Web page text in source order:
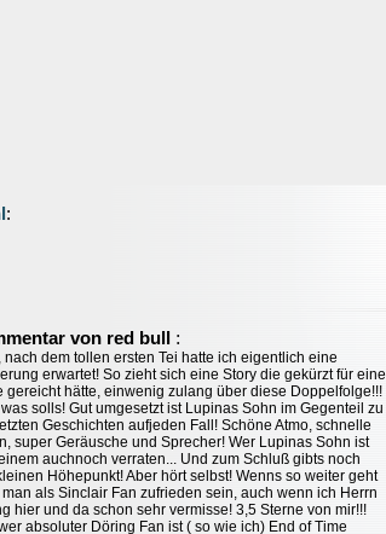
:
von red bull :
nach dem tollen ersten Tei hatte ich eigentlich eine
erwartet! So zieht sich eine Story die gekürzt für eine
gereicht hätte, einwenig zulang über diese Doppelfolge!!!
solls! Gut umgesetzt ist Lupinas Sohn im Gegenteil zu
Geschichten aufjeden Fall! Schöne Atmo, schnelle
super Geräusche und Sprecher! Wer Lupinas Sohn ist
auchnoch verraten... Und zum Schluß gibts noch
Höhepunkt! Aber hört selbst! Wenns so weiter geht
man als Sinclair Fan zufrieden sein, auch wenn ich Herrn
hier und da schon sehr vermisse! 3,5 Sterne von mir!!!
absoluter Döring Fan ist ( so wie ich) End of Time